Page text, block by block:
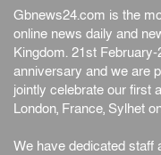
Gbnews24.com is the
online news daily and
Kingdom. 21st
anniversary and we are
jointly celebrate our first
London, France, Sylhet
We have dedicated staff